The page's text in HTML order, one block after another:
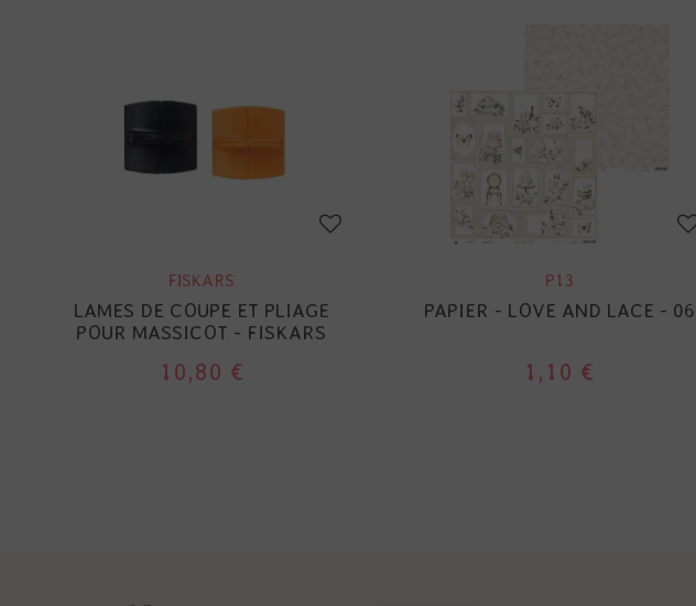
FISKARS
LAMES DE COUPE ET PLIAGE
POUR MASSICOT - FISKARS
10,80 €
P13
PAPIER - LOVE AND LACE - 06
1,10 €